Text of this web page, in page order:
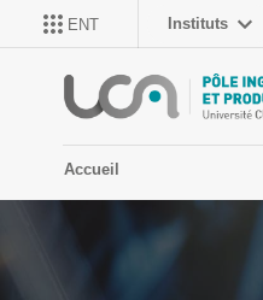
ENT Instituts
Accueil